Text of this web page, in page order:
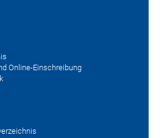
Online-Einschreibung